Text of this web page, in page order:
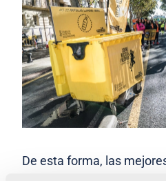
De esta forma, las